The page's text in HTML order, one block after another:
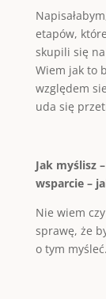
etapów,
skupili się
Wiem jak to
względem
uda się
Jak myślisz
wsparcie –
Nie wiem
sprawę, że
o tym myśleć.